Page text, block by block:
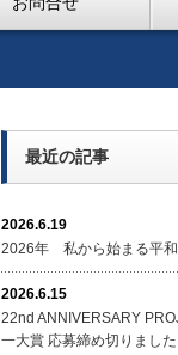
最近の記事
2026.6.19
2026年 私から始まる平
2026.6.15
22nd ANNIVERSARY
一大賞 応募締め切りました